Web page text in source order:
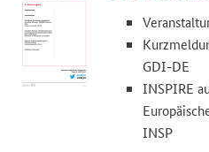
GDI-DE
INSPIRE
INSP